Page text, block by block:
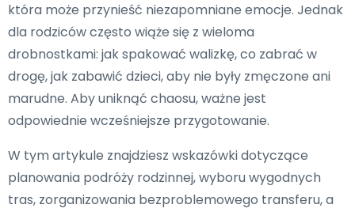
która może przynieść niezapomniane emocje. Jednak
dla rodziców często wiąże się z wieloma
drobnostkami: jak spakować walizkę, co zabrać w
drogę, jak zabawić dzieci, aby nie były zmęczone ani
marudne. Aby uniknąć chaosu, ważne jest
odpowiednie wcześniejsze przygotowanie.
W tym artykule znajdziesz wskazówki dotyczące
planowania podróży rodzinnej, wyboru wygodnych
tras, zorganizowania bezproblemowego transferu, a